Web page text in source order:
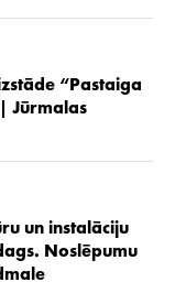
“Pastaiga
Jūrmalas
un instalāciju
Noslēpumu